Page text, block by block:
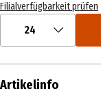
Filialverfügbarkeit prüfen
24
Artikelinfo